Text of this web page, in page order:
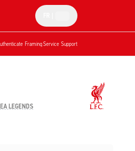
Framing Service Support
LEGENDS